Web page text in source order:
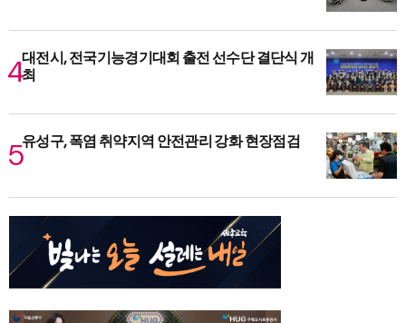
대전시, 전국기능경기대회 출전 선수단 결단식 개
최
유성구, 폭염 취약지역 안전관리 강화 현장점검